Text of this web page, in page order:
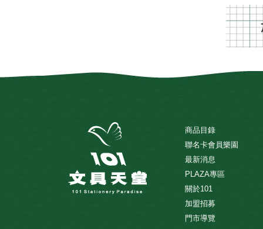
商品目錄
聯名卡會員樂園
最新消息
PLAZA專區
關於101
加盟招募
門市導覽